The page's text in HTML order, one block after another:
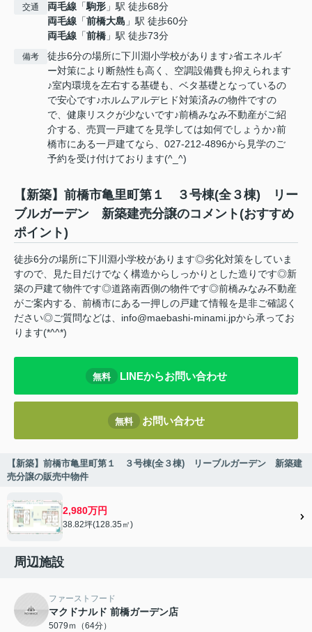
交通 両毛線 「駒形 」駅 徒歩68分
両毛線 「前橋大島 」駅 徒歩60分
両毛線 「前橋 」駅 徒歩73分
備考
徒歩6分の場所に下川淵小学校があります♪省エネルギ
ー対策により断熱性も高く、空調設備費も抑えられます
♪室内環境を左右する基礎も、ベタ基礎となっているの
で安心です♪ホルムアルデヒド対策済みの物件ですの
で、健康リスクが少ないです♪前橋みなみ不動産がご紹
介する、売買一戸建てを見学しては如何でしょうか♪前
橋市にある一戸建てなら、027-212-4896から見学のご
予約を受け付けております(^_^)
【新築】前橋市亀里町第１ ３号棟(全３棟) リー
ブルガーデン 新築建売分譲のコメント(おすすめ
ポイント)
徒歩6分の場所に下川淵小学校があります◎劣化対策をしていま
すので、見た目だけでなく構造からしっかりとした造りです◎新
築の戸建て物件です◎道路南西側の物件です◎前橋みなみ不動産
がご案内する、前橋市にある一押しの戸建て情報を是非ご確認く
ださい◎ご質問などは、info@maebashi-minami.jpから承ってお
ります(*^^*)
無料 LINEからお問い合わせ
無料 お問い合わせ
【新築】前橋市亀里町第１ ３号棟(全３棟) リーブルガーデン 新築建
売分譲の販売中物件
2,980万円
38.82坪(128.35㎡)
周辺施設
ファーストフード
マクドナルド 前橋ガーデン店
5079ｍ（64分）